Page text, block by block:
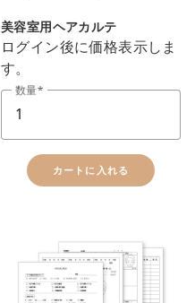
美容室用ヘアカルテ
ログイン後に価格表示しま
す。
数量
カートに入れる